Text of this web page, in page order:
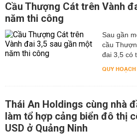
Cầu Thượng Cát trên Vành
năm thi công
Sau gần
cầu
đai 3,5 có
QUY HOẠCH
Thái An Holdings cùng nhà
làm tổ hợp cảng biển đô thị
USD ở Quảng Ninh